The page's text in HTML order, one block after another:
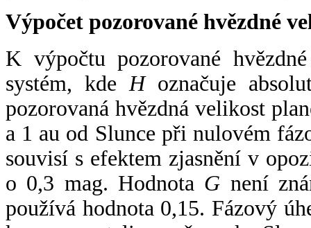
Výpočet pozorované hvězdné
K výpočtu pozorované
systém, kde Hoznačuje
pozorovaná hvězdná velikost
a 1 au od Slunce při nulovém
souvisí s efektem zjasnění v
o 0,3 mag. Hodnota G není
používá hodnota 0,15. Fázový